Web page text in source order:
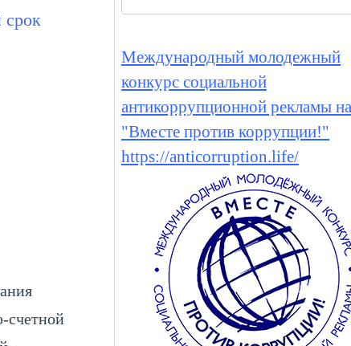
срок
счетной
Международный молодежный
конкурс социальной
антикоррупционной рекламы
"Вместе против коррупции!"
https://anticorruption.life/